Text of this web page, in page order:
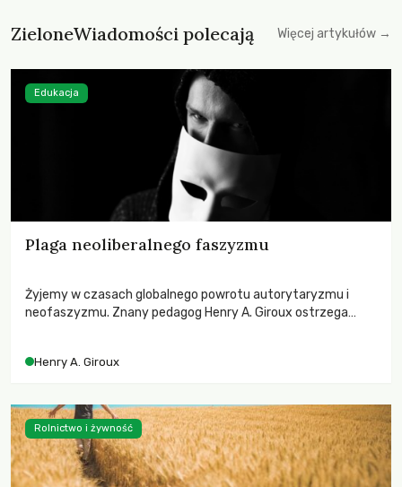
ZieloneWiadomości polecają Więcej artykułów →
Plaga neoliberalnego faszyzmu
Żyjemy w czasach globalnego powrotu autorytaryzmu i
neofaszyzmu. Znany pedagog Henry A. Giroux ostrzega
wychowają świadomych obywateli?
Henry A. Giroux
Edukacja
Rolnictwo i żywność